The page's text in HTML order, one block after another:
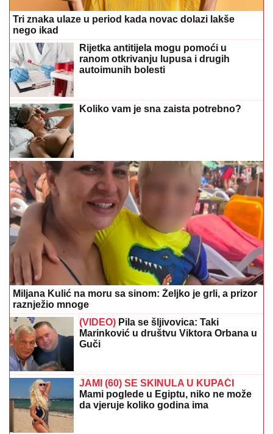
Tri znaka ulaze u period kada novac dolazi lakše
nego ikad
Rijetka antitijela mogu pomoći u
ranom otkrivanju lupusa i drugih
autoimunih bolesti
Koliko vam je sna zaista potrebno?
Miljana Kulić na moru sa sinom: Željko je grli, a prizor
raznježio mnoge
(VIDEO) Pila se šljivovica: Taki
Marinković u društvu Viktora Orbana u
Guči
JAMI (60) SE SKINULA U KUPAĆI
Mami poglede u Egiptu, niko ne može
da vjeruje koliko godina ima